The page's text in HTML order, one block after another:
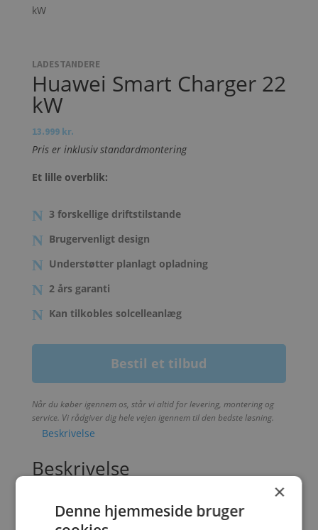
kW
LADESTANDERE
Huawei Smart Charger 22
kW
13.999 kr.
Pris er inklusiv standardmontering
Et lille overblik:
3 forskellige driftstilstande
Brugervenligt design
Understøtter planlagt opladning
2 års garanti
Kan tilkobles solcelleanlæg
Bestil et tilbud
Når du køber igennem os, står vi altid for levering, montering og
service. Vi rådgiver dig hele vejen igennem til den bedste løsning.
Beskrivelse
Beskrivelse
Huawei Smart Charger – 22
×
Denne hjemmeside bruger